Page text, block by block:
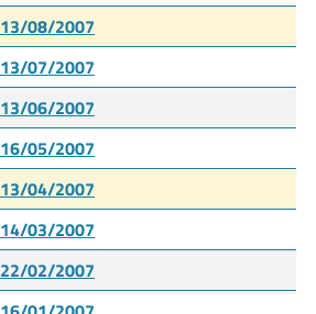
13/08/2007
13/07/2007
13/06/2007
16/05/2007
13/04/2007
14/03/2007
22/02/2007